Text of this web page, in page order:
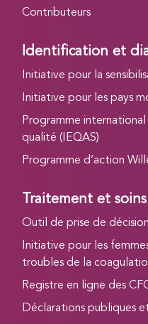
Contributeurs
Identification et
Initiative pour la
Initiative pour les pays
Programme
qualité (IEQAS)
Programme d’action
Traitement et soins
Outil de prise de
Initiative pour les
troubles de la
Registre en ligne des
Déclarations publiques